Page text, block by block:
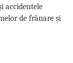
accidentele
de frânare și